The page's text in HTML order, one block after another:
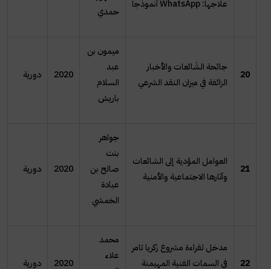
علاجها:WhatsAppأنموذجا
حمدي
20
جائحة الشَائعات والأخبار
الزائفة في ميزان النقد الشرعي
ميمون بن
عبد
السلام
باريش
2020 دورية
21
العوامل المؤدية إلى الشائعات
وآثارها الاجتماعية والأمنية
جواهر
بنت
صالح بن
عيادة
الخمشي
2020 دورية
22
مدخل لقراءة مشروع زكريا تامر
في السمات الفنية المهيمنة
محمد
علاء
2020 دورية